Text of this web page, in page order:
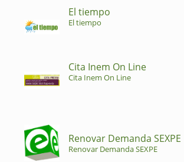
El tiempo
El tiempo
Cita Inem On Line
Cita Inem On Line
Renovar Demanda SEXPE
Renovar Demanda SEXPE